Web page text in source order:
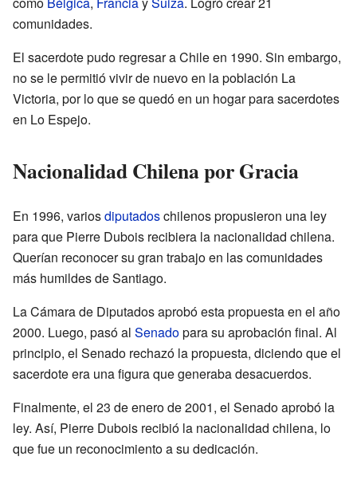
comunidades.
El sacerdote pudo regresar a Chile en 1990. Sin embargo,
no se le permitió vivir de nuevo en la población La
Victoria, por lo que se quedó en un hogar para sacerdotes
en Lo Espejo.
Nacionalidad Chilena por Gracia
En 1996, variosdiputadoschilenos propusieron una ley
para que Pierre Dubois recibiera la nacionalidad chilena.
Querían reconocer su gran trabajo en las comunidades
más humildes de Santiago.
La Cámara de Diputados aprobó esta propuesta en el año
2000. Luego, pasó al Senadopara su aprobación final. Al
principio, el Senado rechazó la propuesta, diciendo que el
sacerdote era una figura que generaba desacuerdos.
Finalmente, el 23 de enero de 2001, el Senado aprobó la
ley. Así, Pierre Dubois recibió la nacionalidad chilena, lo
que fue un reconocimiento a su dedicación.